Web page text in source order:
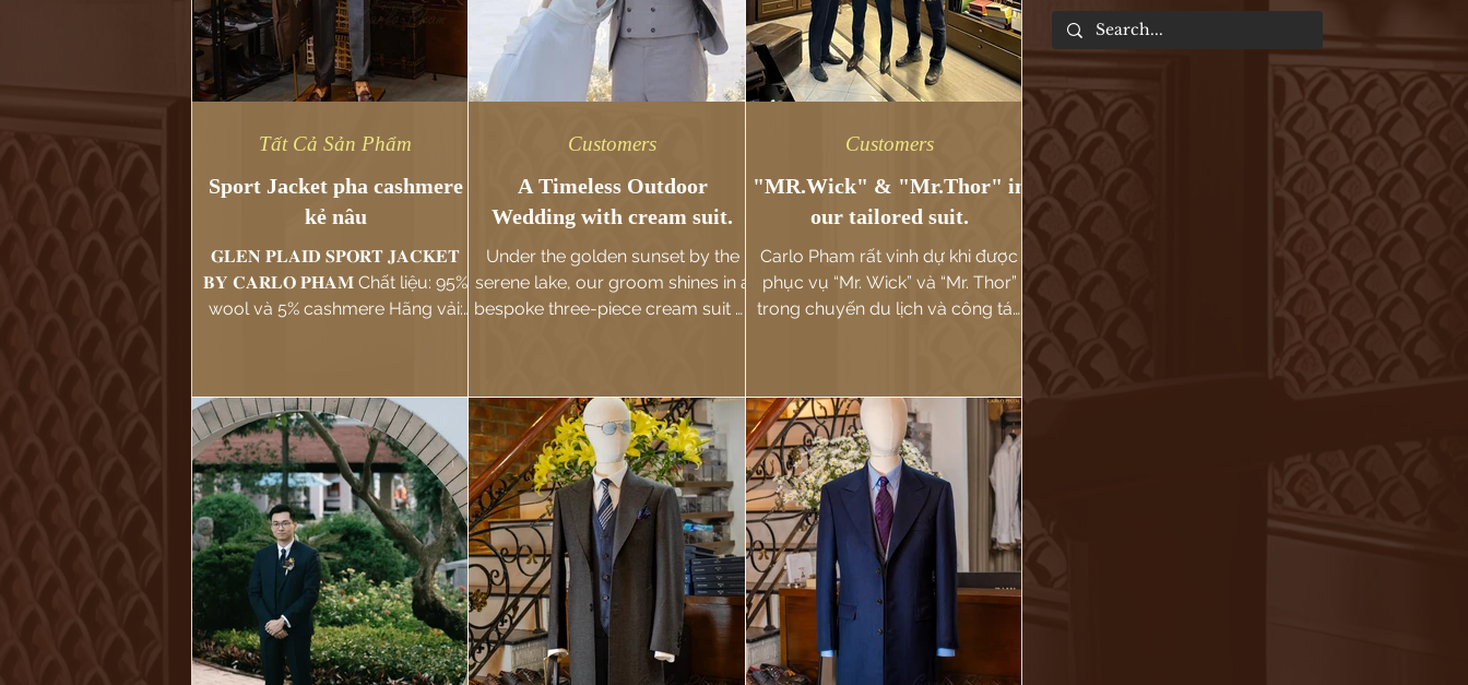
Sport Jacket pha cashmere
kẻ nâu
𝐆𝐋𝐄𝐍 𝐏𝐋𝐀𝐈𝐃 𝐒𝐏𝐎𝐑𝐓 𝐉𝐀𝐂𝐊𝐄𝐓
𝐁𝐘 𝐂𝐀𝐑𝐋𝐎 𝐏𝐇𝐀𝐌 Chất liệu: 95%
wool và 5% cashmere Hãng vải:
Tất Cả Sản Phẩm
A Timeless Outdoor
Wedding with cream suit.
Under the golden sunset by the
serene lake, our groom shines in a
bespoke three-piece cream suit —
Customers
"MR.Wick" & "Mr.Thor" in
our tailored suit.
Carlo Pham rất vinh dự khi được
phục vụ “Mr. Wick” và “Mr. Thor”
trong chuyến du lịch và công tác
Customers